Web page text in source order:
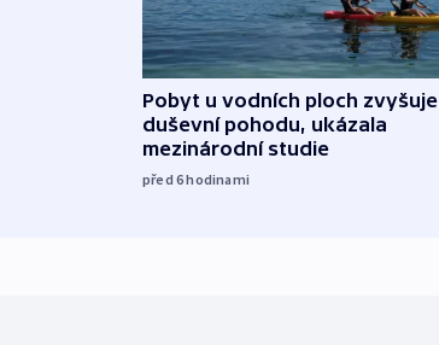
Pobyt u vodních ploch zvyšuje
duševní pohodu, ukázala
mezinárodní studie
před 6hodinami